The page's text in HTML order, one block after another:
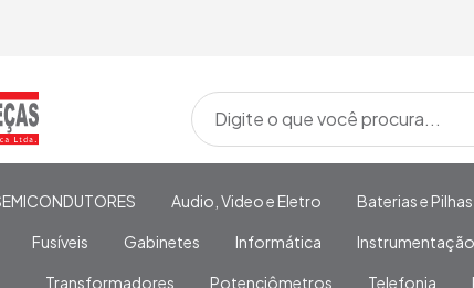
Audio, Video e Eletro Baterias e Pilhas